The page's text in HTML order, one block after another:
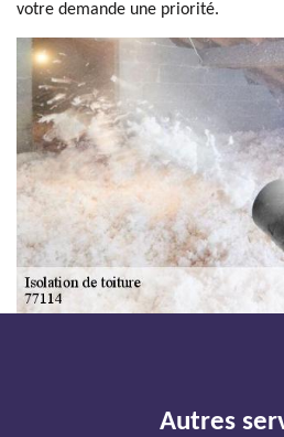
votre demande une priorité.
Autres